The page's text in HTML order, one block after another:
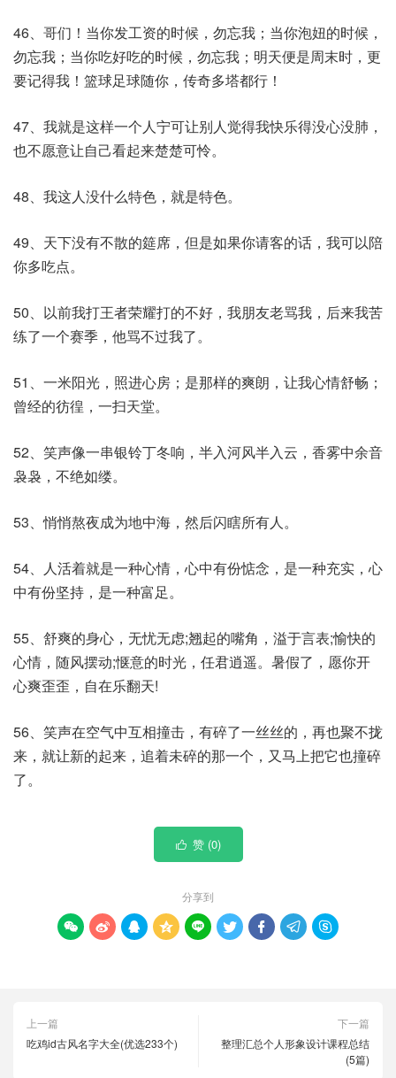
46、哥们！当你发工资的时候，勿忘我；当你泡妞的时候，
勿忘我；当你吃好吃的时候，勿忘我；明天便是周末时，更
要记得我！篮球足球随你，传奇多塔都行！
47、我就是这样一个人宁可让别人觉得我快乐得没心没肺，
也不愿意让自己看起来楚楚可怜。
48、我这人没什么特色，就是特色。
49、天下没有不散的筵席，但是如果你请客的话，我可以陪
你多吃点。
50、以前我打王者荣耀打的不好，我朋友老骂我，后来我苦
练了一个赛季，他骂不过我了。
51、一米阳光，照进心房；是那样的爽朗，让我心情舒畅；
曾经的彷徨，一扫天堂。
52、笑声像一串银铃丁冬响，半入河风半入云，香雾中余音
袅袅，不绝如缕。
53、悄悄熬夜成为地中海，然后闪瞎所有人。
54、人活着就是一种心情，心中有份惦念，是一种充实，心
中有份坚持，是一种富足。
55、舒爽的身心，无忧无虑;翘起的嘴角，溢于言表;愉快的
心情，随风摆动;惬意的时光，任君逍遥。暑假了，愿你开
心爽歪歪，自在乐翻天!
56、笑声在空气中互相撞击，有碎了一丝丝的，再也聚不拢
来，就让新的起来，追着未碎的那一个，又马上把它也撞碎
了。
 赞 (0)
分享到
        
上一篇
吃鸡id古风名字大全(优选233个)
下一篇
整理汇总个人形象设计课程总结
(5篇)